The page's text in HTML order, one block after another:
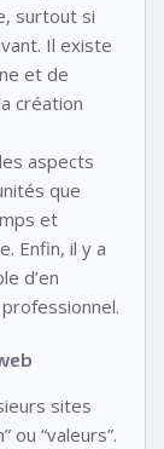
surtout si
Il existe
et de
création
aspects
que
et
Enfin, il y a
d’en
sites
ou “valeurs”.